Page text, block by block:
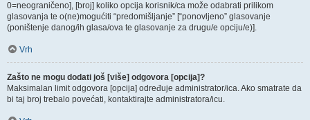
0=neograničeno], [broj] koliko opcija korisnik/ca može odabrati prilikom
glasovanja te o(ne)mogućiti “predomišljanje” [“ponovljeno” glasovanje
(poništenje danog/ih glasa/ova te glasovanje za drugu/e opciju/e)].
Vrh
Zašto ne mogu dodati još [više] odgovora [opcija]?
Maksimalan limit odgovora [opcija] određuje administrator/ica. Ako smatrate da
bi taj broj trebalo povećati, kontaktirajte administratora/icu.